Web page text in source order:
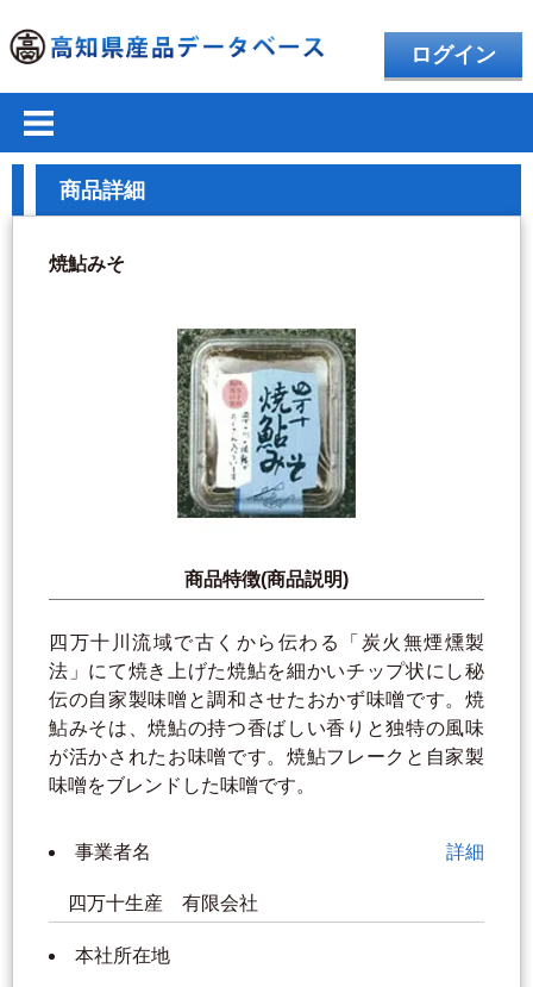
ログイン
商品詳細
焼鮎みそ
商品特徴(商品説明)
四万十川流域で古くから伝わる「炭火無煙燻製
法」にて焼き上げた焼鮎を細かいチップ状にし秘
伝の自家製味噌と調和させたおかず味噌です。焼
鮎みそは、焼鮎の持つ香ばしい香りと独特の風味
が活かされたお味噌です。焼鮎フレークと自家製
味噌をブレンドした味噌です。
事業者名 詳細
四万十生産 有限会社
本社所在地